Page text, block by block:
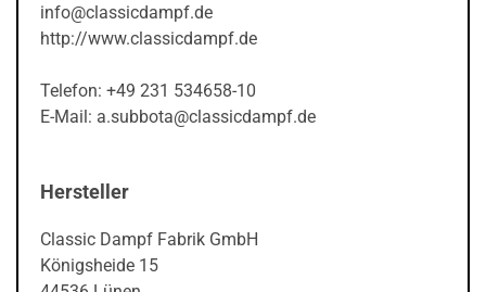
info@classicdampf.de
http://www.classicdampf.de
Telefon: +49 231 534658-10
E-Mail: a.subbota@classicdampf.de
Hersteller
Classic Dampf Fabrik GmbH
Königsheide 15